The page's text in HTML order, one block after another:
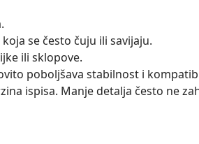
se često čuju ili savijaju.
ili sklopove.
poboljšava stabilnost i
ispisa. Manje detalja često ne